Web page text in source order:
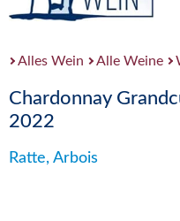
Alles Wein Alle Weine
Chardonnay
2022
Ratte, Arbois